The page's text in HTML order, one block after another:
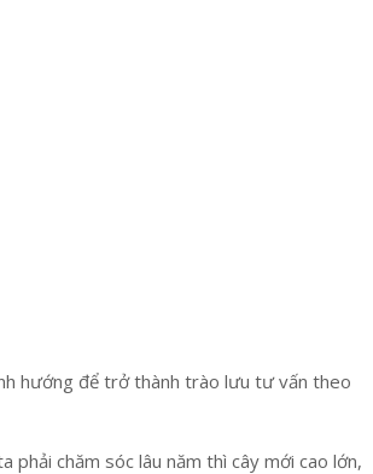
hướng để trở thành trào lưu tư vấn theo
phải chăm sóc lâu năm thì cây mới cao lớn,